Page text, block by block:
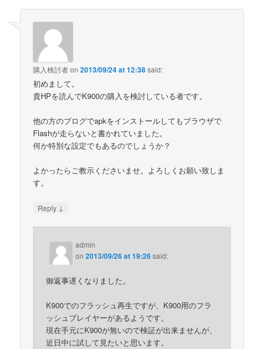
購入検討者on2013/09/24 at 12:38said:
初めまして。
貴HPを読んでK900の購入を検討している者です。
他の方のブログでapkをインストールしてもブラウザで
Flashが走らないと書かれていました。
何か特別な設定でもあるのでしょうか？
よかったらご教示くださいませ。よろしくお願い致しま
す。
Reply ↓
admin
on2013/09/26 at 19:26said:
御返事遅くなりました。
K900でのフラッシュ再生ですが、K900用のフラ
ッシュプレイヤーがあるようです。
現在手元にK900が無いので検証が出来ませんが、
近日中に試して見たいと思います。